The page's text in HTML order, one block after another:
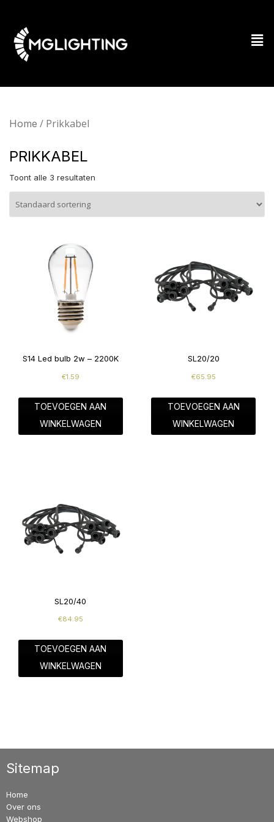
Home / Prikkabel
PRIKKABEL
Toont alle 3 resultaten
S14 Led bulb 2w – 2200K
€1.59
TOEVOEGEN AAN
WINKELWAGEN
SL20/20
€65.95
TOEVOEGEN AAN
WINKELWAGEN
SL20/40
€84.95
TOEVOEGEN AAN
WINKELWAGEN
Sitemap
Home
Over ons
Webshop